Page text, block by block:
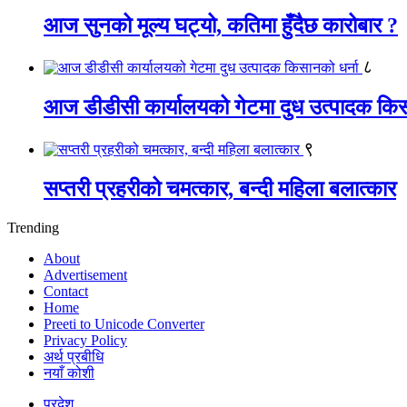
आज सुनको मूल्य घट्यो, कतिमा हुँदैछ कारोबार ?
८
आज डीडीसी कार्यालयको गेटमा दुध उत्पादक
९
सप्तरी प्रहरीको चमत्कार, बन्दी महिला बलात्कार
Trending
About
Advertisement
Contact
Home
Preeti to Unicode Converter
Privacy Policy
अर्थ प्रबीधि
नयाँ कोशी
प्रदेश